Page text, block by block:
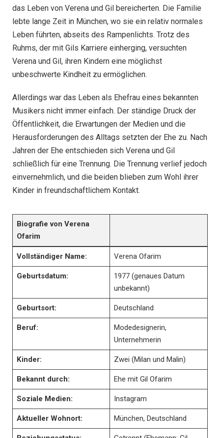
das Leben von Verena und Gil bereicherten. Die Familie
lebte lange Zeit in München, wo sie ein relativ normales
Leben führten, abseits des Rampenlichts. Trotz des
Ruhms, der mit Gils Karriere einherging, versuchten
Verena und Gil, ihren Kindern eine möglichst
unbeschwerte Kindheit zu ermöglichen.
Allerdings war das Leben als Ehefrau eines bekannten
Musikers nicht immer einfach. Der ständige Druck der
Öffentlichkeit, die Erwartungen der Medien und die
Herausforderungen des Alltags setzten der Ehe zu. Nach
Jahren der Ehe entschieden sich Verena und Gil
schließlich für eine Trennung. Die Trennung verlief jedoch
einvernehmlich, und die beiden blieben zum Wohl ihrer
Kinder in freundschaftlichem Kontakt.
Biografie von Verena
Ofarim
Vollständiger Name: Verena Ofarim
Geburtsdatum:
1977 (genaues Datum
unbekannt)
Geburtsort: Deutschland
Beruf:
Modedesignerin,
Unternehmerin
Kinder: Zwei (Milan und Malin)
Bekannt durch: Ehe mit Gil Ofarim
Soziale Medien: Instagram
Aktueller Wohnort: München, Deutschland